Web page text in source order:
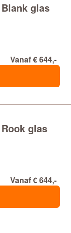
glas
Vanaf € 644,-
glas
Vanaf € 644,-